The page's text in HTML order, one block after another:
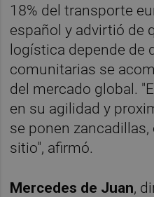
18% del transporte
español y advirtió de
logística depende de
comunitarias se
del mercado global.
en su agilidad y
se ponen
sitio", afirmó.
Mercedes de Juan,